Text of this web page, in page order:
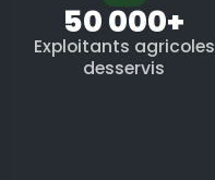
50 000+
Exploitants agricoles
desservis